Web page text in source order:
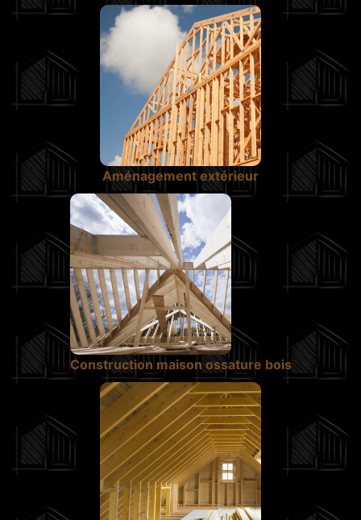
Aménagement extérieur
Construction maison ossature bois